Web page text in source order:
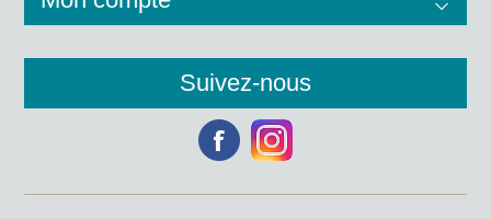
Suivez-nous